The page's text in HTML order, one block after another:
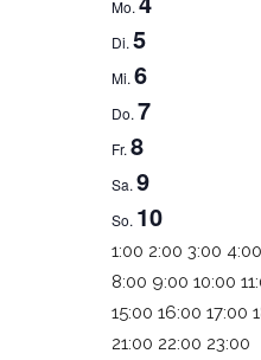
WOCHE
VON
Mo.
Di. 5
Mi. 6
Do. 7
Fr. 8
Sa. 9
So. 10
0:00
1:00 2:00 3:00 4:00
8:00 9:00 10:00
15:00 16:00 17:00
21:00 22:00 23:00